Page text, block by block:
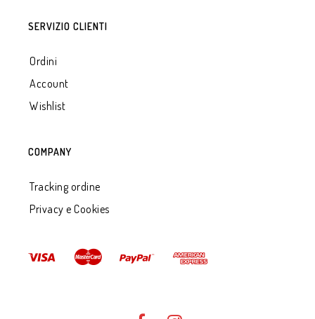
SERVIZIO CLIENTI
Ordini
Account
Wishlist
COMPANY
Tracking ordine
Privacy e Cookies